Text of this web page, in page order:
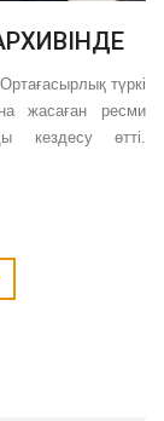
түркі
жасаған ресми
кездесу өтті.